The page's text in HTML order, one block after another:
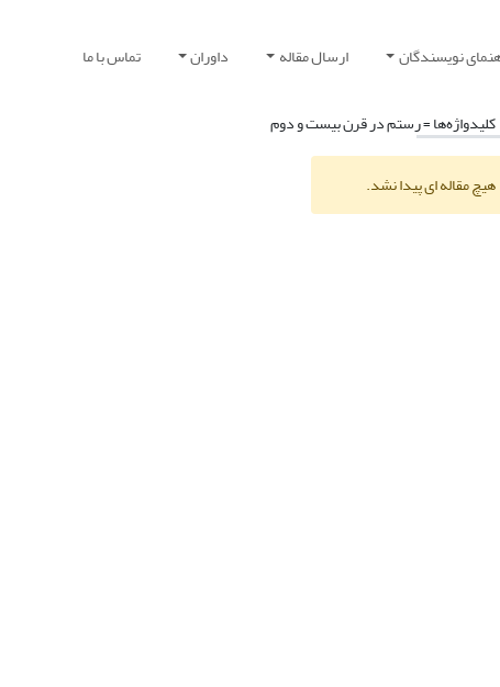
نویسندگان ارسال مقاله داوران تماس با ما
کلیدواژه‌ها =رستم در قرن بیست و دوم
هیچ مقاله ای پیدا نشد.